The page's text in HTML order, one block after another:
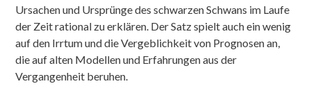
Ursachen und Ursprünge des schwarzen Schwans im Laufe
der Zeit rational zu erklären. Der Satz spielt auch ein wenig
auf den Irrtum und die Vergeblichkeit von Prognosen an,
die auf alten Modellen und Erfahrungen aus der
Vergangenheit beruhen.